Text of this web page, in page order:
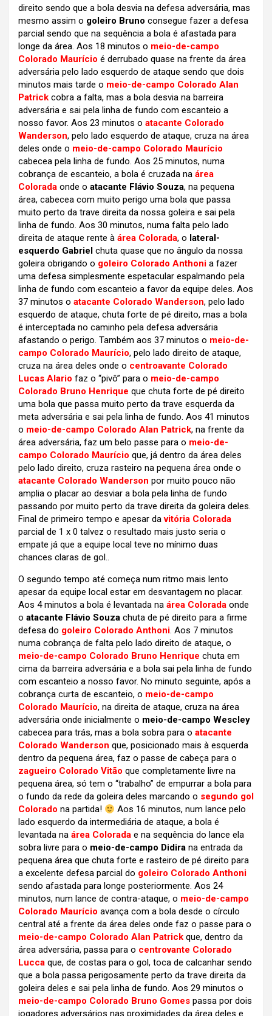
direito sendo que a bola desvia na defesa adversária, mas
mesmo assim o goleiro Bruno consegue fazer a defesa
parcial sendo que na sequência a bola é afastada para
longe da área. Aos 18 minutos o meio-de-campo
Colorado Maurício é derrubado quase na frente da área
adversária pelo lado esquerdo de ataque sendo que dois
minutos mais tarde o meio-de-campo Colorado Alan
Patrick cobra a falta, mas a bola desvia na barreira
adversária e sai pela linha de fundo com escanteio a
nosso favor. Aos 23 minutos o atacante Colorado
Wanderson, pelo lado esquerdo de ataque, cruza na área
deles onde o meio-de-campo Colorado Maurício
cabecea pela linha de fundo. Aos 25 minutos, numa
cobrança de escanteio, a bola é cruzada na área
Colorada onde o atacante Flávio Souza, na pequena
área, cabecea com muito perigo uma bola que passa
muito perto da trave direita da nossa goleira e sai pela
linha de fundo. Aos 30 minutos, numa falta pelo lado
direita de ataque rente à área Colorada, o lateral-
esquerdo Gabriel chuta quase que no ângulo da nossa
goleira obrigando o goleiro Colorado Anthoni a fazer
uma defesa simplesmente espetacular espalmando pela
linha de fundo com escanteio a favor da equipe deles. Aos
37 minutos o atacante Colorado Wanderson, pelo lado
esquerdo de ataque, chuta forte de pé direito, mas a bola
é interceptada no caminho pela defesa adversária
afastando o perigo. Também aos 37 minutos o meio-de-
campo Colorado Maurício, pelo lado direito de ataque,
cruza na área deles onde o centroavante Colorado
Lucas Alario faz o “pivô” para o meio-de-campo
Colorado Bruno Henrique que chuta forte de pé direito
uma bola que passa muito perto da trave esquerda da
meta adversária e sai pela linha de fundo. Aos 41 minutos
o meio-de-campo Colorado Alan Patrick, na frente da
área adversária, faz um belo passe para o meio-de-
campo Colorado Maurício que, já dentro da área deles
pelo lado direito, cruza rasteiro na pequena área onde o
atacante Colorado Wanderson por muito pouco não
amplia o placar ao desviar a bola pela linha de fundo
passando por muito perto da trave direita da goleira deles.
Final de primeiro tempo e apesar davitória Colorada
parcial de 1 x 0 talvez o resultado mais justo seria o
empate já que a equipe local teve no mínimo duas
chances claras de gol..
O segundo tempo até começa num ritmo mais lento
apesar da equipe local estar em desvantagem no placar.
Aos 4 minutos a bola é levantada na área Colorada onde
o atacante Flávio Souza chuta de pé direito para a firme
defesa do goleiro Colorado Anthoni. Aos 7 minutos
numa cobrança de falta pelo lado direito de ataque, o
meio-de-campo Colorado Bruno Henrique chuta em
cima da barreira adversária e a bola sai pela linha de fundo
com escanteio a nosso favor. No minuto seguinte, após a
cobrança curta de escanteio, o meio-de-campo
Colorado Maurício, na direita de ataque, cruza na área
adversária onde inicialmente o meio-de-campo Wescley
cabecea para trás, mas a bola sobra para o atacante
Colorado Wanderson que, posicionado mais à esquerda
dentro da pequena área, faz o passe de cabeça para o
zagueiro Colorado Vitão que completamente livre na
pequena área, só tem o “trabalho” de empurrar a bola para
o fundo da rede da goleira deles marcando o segundo gol
Colorado na partida!
Aos 16 minutos, num lance pelo
lado esquerdo da intermediária de ataque, a bola é
levantada na área Colorada e na sequência do lance ela
sobra livre para o meio-de-campo Didira na entrada da
pequena área que chuta forte e rasteiro de pé direito para
a excelente defesa parcial do goleiro Colorado Anthoni
sendo afastada para longe posteriormente. Aos 24
minutos, num lance de contra-ataque, o meio-de-campo
Colorado Maurício avança com a bola desde o círculo
central até a frente da área deles onde faz o passe para o
meio-de-campo Colorado Alan Patrick que, dentro da
área adversária, passa para o centrovante Colorado
Lucca que, de costas para o gol, toca de calcanhar sendo
que a bola passa perigosamente perto da trave direita da
goleira deles e sai pela linha de fundo. Aos 29 minutos o
meio-de-campo Colorado Bruno Gomes passa por dois
jogadores adversários nas proximidades da área deles e